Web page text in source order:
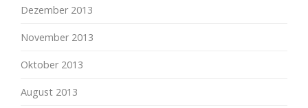
Dezember 2013
November 2013
Oktober 2013
August 2013